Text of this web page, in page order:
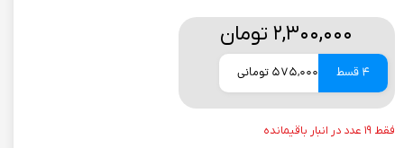
۲,۳۰۰,۰۰۰ تومان
4 قسط 575,000 تومانی
فقط ۱۹ عدد در انبار باقیمانده